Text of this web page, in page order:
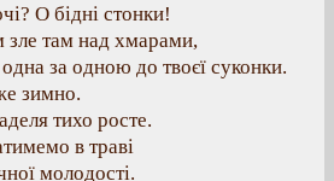
О бідні стонки!
зле там над хмарами,
за одною до твоєї суконки.
зимно.
тихо росте.
в траві
молодості.